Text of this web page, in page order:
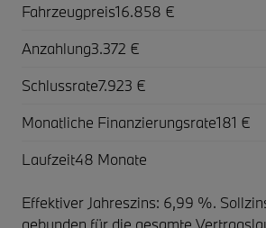
Fahrzeugpreis16.858 €
Anzahlung3.372 €
Schlussrate7.923 €
Monatliche Finanzierungsrate181 €
Laufzeit48 Monate
Effektiver Jahreszins: 6,99 %.
gebunden für die gesamte